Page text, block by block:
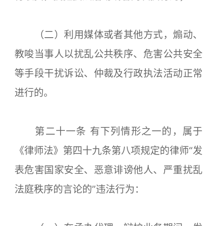
（二）利用媒体或者其他方式，煽动、
教唆当事人以扰乱公共秩序、危害公共安全
等手段干扰诉讼、仲裁及行政执法活动正常
进行的。
第二十一条 有下列情形之一的，属于
《律师法》第四十九条第八项规定的律师“发
表危害国家安全、恶意诽谤他人、严重扰乱
法庭秩序的言论的”违法行为：